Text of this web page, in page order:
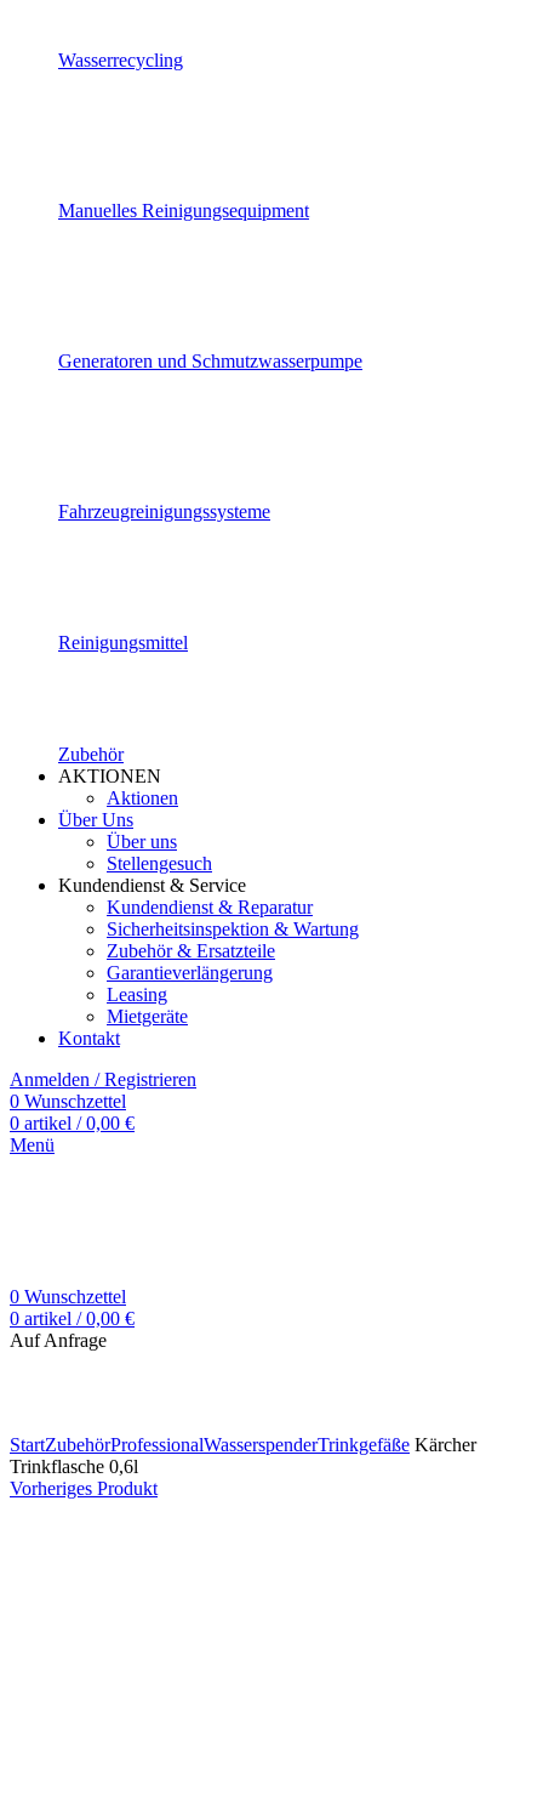
Wasserrecycling
Manuelles Reinigungsequipment
Generatoren und Schmutzwasserpumpe
Fahrzeugreinigungssysteme
Reinigungsmittel
Zubehör
AKTIONEN
Aktionen
Über Uns
Über uns
Stellengesuch
Kundendienst & Service
Kundendienst & Reparatur
Sicherheitsinspektion & Wartung
Zubehör & Ersatzteile
Garantieverlängerung
Leasing
Mietgeräte
Kontakt
Anmelden / Registrieren
0 Wunschzettel
0 artikel / 0,00 €
Menü
0 Wunschzettel
0 artikel / 0,00 €
Auf Anfrage
StartZubehörProfessionalWasserspenderTrinkgefäße Kärcher
Trinkflasche 0,6l
Vorheriges Produkt